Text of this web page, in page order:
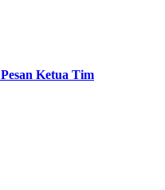
Ketua Tim